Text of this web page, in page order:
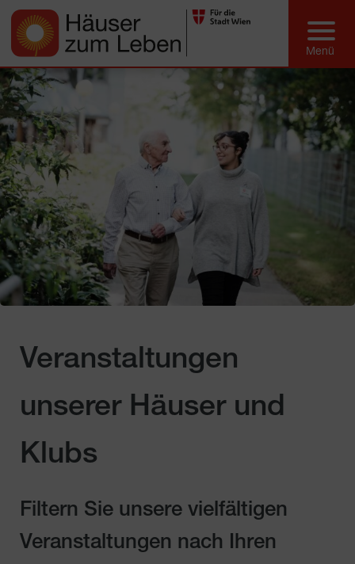
Veranstaltungen
unserer Häuser und
Klubs
Filtern Sie unsere vielfältigen
Veranstaltungen nach Ihren